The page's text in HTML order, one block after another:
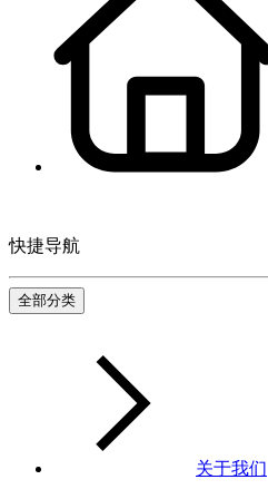
快捷导航
全部分类
关于我们